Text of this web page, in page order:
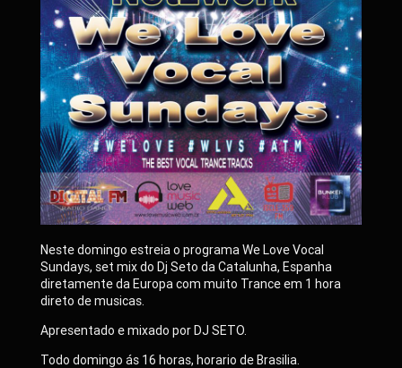
Neste domingo estreia o programa We Love Vocal
Sundays, set mix do Dj Seto da Catalunha, Espanha
diretamente da Europa com muito Trance em 1 hora
direto de musicas.
Apresentado e mixado por DJ SETO.
Todo domingo ás 16 horas, horario de Brasilia.